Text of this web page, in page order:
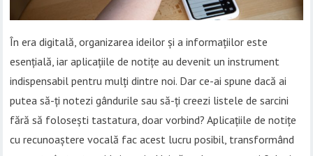
În era digitală, organizarea ideilor și a informațiilor este
esențială, iar aplicațiile de notițe au devenit un instrument
indispensabil pentru mulți dintre noi. Dar ce-ai spune dacă ai
putea să-ți notezi gândurile sau să-ți creezi listele de sarcini
fără să folosești tastatura, doar vorbind? Aplicațiile de notițe
cu recunoaștere vocală fac acest lucru posibil, transformând